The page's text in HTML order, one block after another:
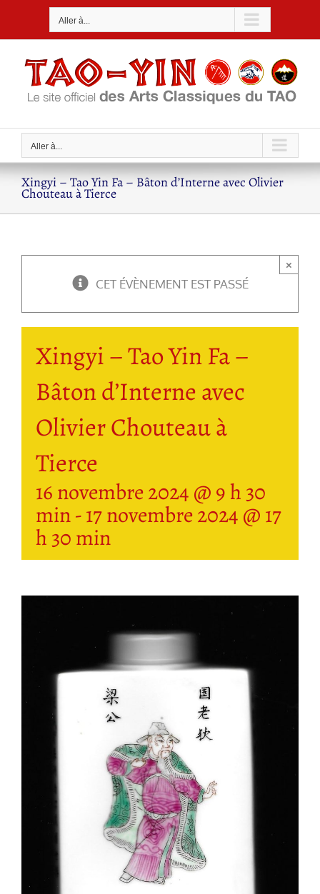
Aller à...
Aller à...
Xingyi – Tao Yin Fa – Bâton d’Interne avec Olivier
Chouteau à Tierce
CET ÉVÈNEMENT EST PASSÉ
×
Xingyi – Tao Yin Fa –
Bâton d’Interne avec
Olivier Chouteau à
Tierce
16 novembre 2024 @ 9 h 30
min-17 novembre 2024 @ 17
h 30 min